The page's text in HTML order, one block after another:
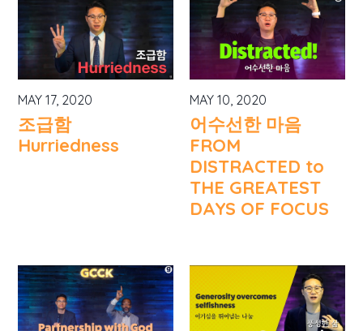
MAY 17, 2020
조급함
Hurriedness
MAY 10, 2020
어수선한 마음
FROM
DISTRACTED to
THE GREATEST
DAYS OF FOCUS